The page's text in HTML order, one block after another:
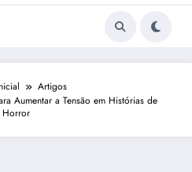
Artigos
Aumentar a Tensão em Histórias de
Horror